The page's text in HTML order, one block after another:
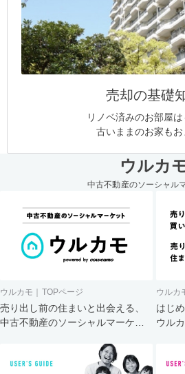
売却の基礎
リノベ済みのお部屋
古いままのお家も
ウルカ
中古不動産のソーシャル
ウルカモ｜TOPページ
売り出し前の住まいと出会える、
中古不動産のソーシャルマーケッ
ウルカ
はじ
ウル